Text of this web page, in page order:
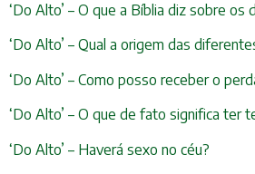
‘Do Alto’ – O que a Bíblia diz sobre os
‘Do Alto’ – Qual a origem das
‘Do Alto’ – Como posso receber o
‘Do Alto’ – O que de fato significa ter
‘Do Alto’ – Haverá sexo no céu?